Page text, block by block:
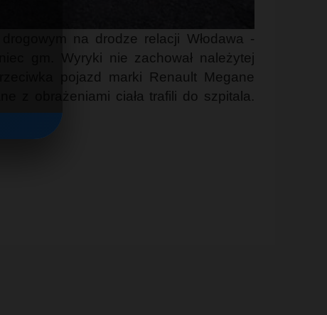
na drodze relacji Włodawa -
gm. Wyryki nie zachował należytej
pojazd marki Renault Megane
z obrażeniami ciała trafili do szpitala.